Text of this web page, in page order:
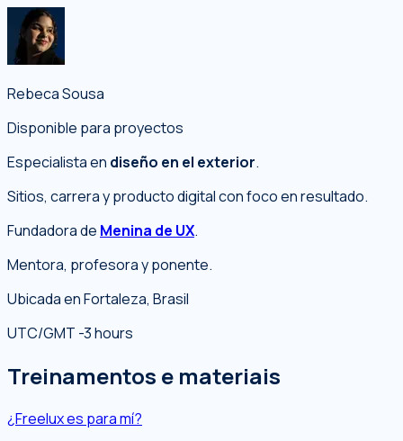
Rebeca Sousa
Disponible para proyectos
Especialista en diseño en el exterior.
Sitios, carrera y producto digital con foco en resultado.
Fundadora de Menina de UX.
Mentora, profesora y ponente.
Ubicada en Fortaleza, Brasil
UTC/GMT -3 hours
Treinamentos e materiais
¿Freelux es para mí?